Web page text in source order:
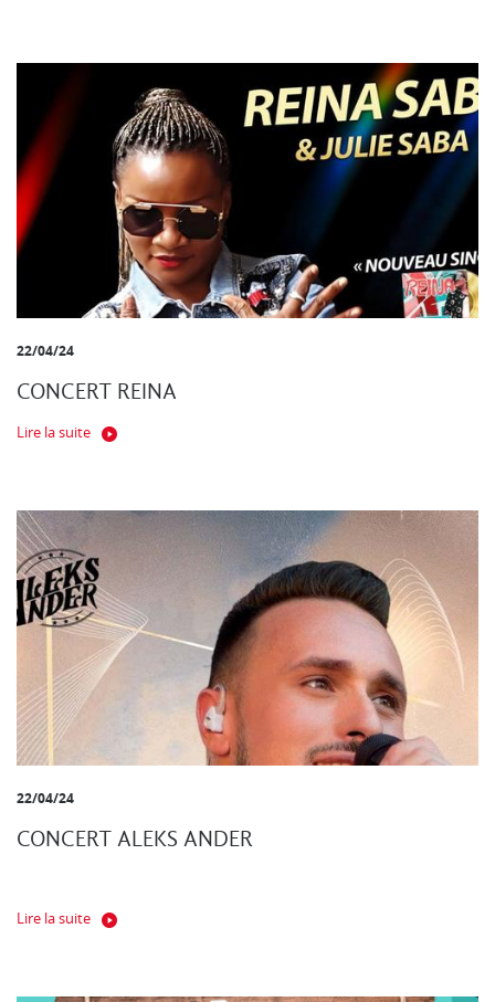
22/04/24
CONCERT REINA
Lire la suite
22/04/24
CONCERT ALEKS ANDER
Lire la suite